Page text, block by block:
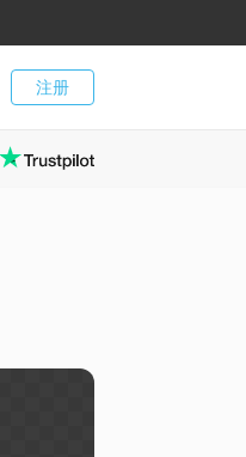
注册